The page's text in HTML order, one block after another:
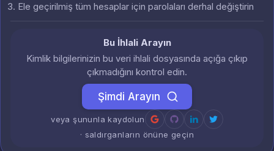
Ele geçirilmiş tüm hesaplar için parolaları derhal değiştirin
Bu İhlali Arayın
Kimlik bilgilerinizin bu veri ihlali dosyasında açığa çıkıp
çıkmadığını kontrol edin.
Şimdi Arayın
veya şununla kaydolun
· saldırganların önüne geçin